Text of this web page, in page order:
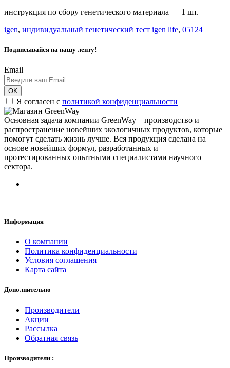
инструкция по сбору генетического материала — 1 шт.
igen, индивидуальный генетический тест igen life, 05124
Подписывайся на нашу ленту!
Email
ОК
Я согласен с политикой конфиденциальности
Основная задача компании GreenWay – производство и
распространение новейших экологичных продуктов, которые
помогут сделать жизнь лучше. Вся продукция сделана на
основе новейших формул, разработанных и
протестированных опытными специалистами научного
сектора.
Информация
О компании
Политика конфиденциальности
Условия соглашения
Карта сайта
Дополнительно
Производители
Акции
Рассылка
Обратная связь
Производители :